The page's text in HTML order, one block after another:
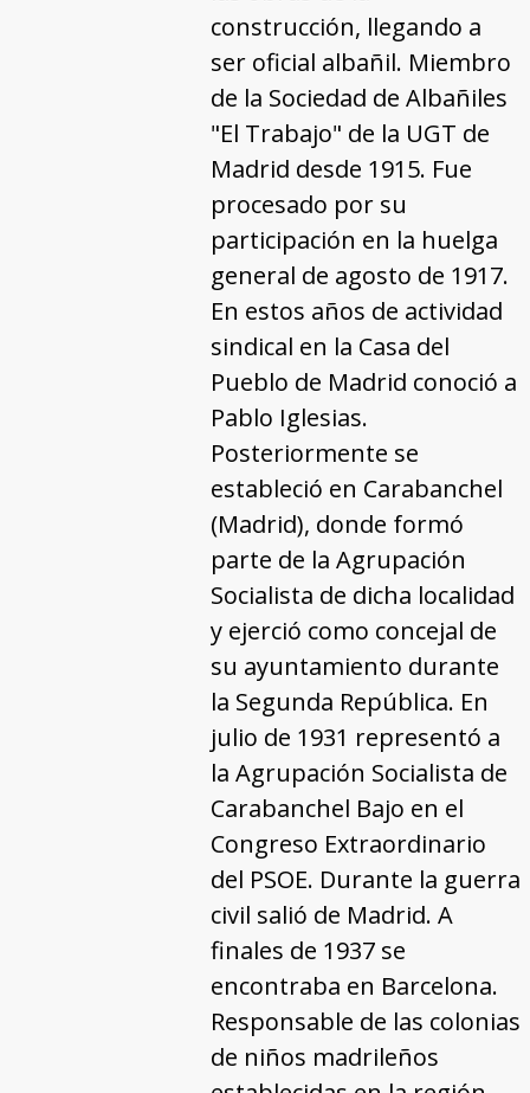
construcción, llegando a
ser oficial albañil. Miembro
de la Sociedad de Albañiles
"El Trabajo" de la UGT de
Madrid desde 1915. Fue
procesado por su
participación en la huelga
general de agosto de 1917.
En estos años de actividad
sindical en la Casa del
Pueblo de Madrid conoció a
Pablo Iglesias.
Posteriormente se
estableció en Carabanchel
(Madrid), donde formó
parte de la Agrupación
Socialista de dicha localidad
y ejerció como concejal de
su ayuntamiento durante
la Segunda República. En
julio de 1931 representó a
la Agrupación Socialista de
Carabanchel Bajo en el
Congreso Extraordinario
del PSOE. Durante la guerra
civil salió de Madrid. A
finales de 1937 se
encontraba en Barcelona.
Responsable de las colonias
de niños madrileños